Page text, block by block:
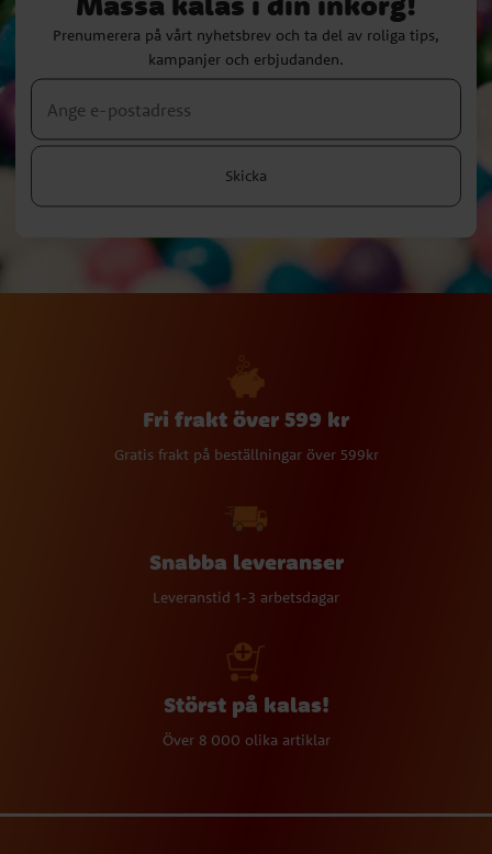
Prenumerera på vårt nyhetsbrev och ta del av roliga tips,
kampanjer och erbjudanden.
Skicka
Fri frakt över 599 kr
Gratis frakt på beställningar över 599kr
Snabba leveranser
Leveranstid 1-3 arbetsdagar
Störst på kalas!
Över 8 000 olika artiklar